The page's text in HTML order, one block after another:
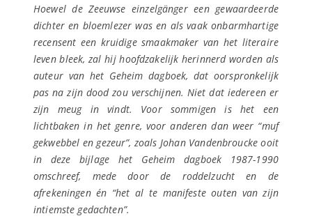
Hoewel de Zeeuwse einzelgänger een gewaardeerde
dichter en bloemlezer was en als vaak onbarmhartige
recensent een kruidige smaakmaker van het literaire
leven bleek, zal hij hoofdzakelijk herinnerd worden als
auteur van het Geheim dagboek, dat oorspronkelijk
pas na zijn dood zou verschijnen. Niet dat iedereen er
zijn meug in vindt. Voor sommigen is het een
lichtbaken in het genre, voor anderen dan weer “muf
gekwebbel en gezeur”, zoals Johan Vandenbroucke ooit
in deze bijlage het Geheim dagboek 1987-1990
omschreef, mede door de roddelzucht en de
afrekeningen én “het al te manifeste outen van zijn
intiemste gedachten”.